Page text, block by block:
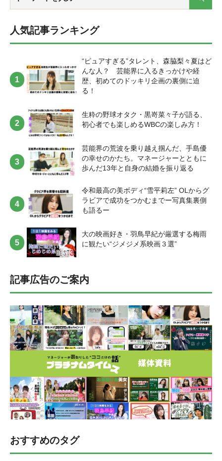
２.png" align="right" name="新保Mg" col_border="#FD9A8B" col="#fff"
type="speaking" border="on" icon_shape="circle"]逆に流行ったモノ・コ
トは突出した項目が少なく、好みが分散してるイメージですね。2022
なったニュースはこんなところで。2021年は色々ありましたね。2022
年はどんな驚くニュースが入ってくるのか、今から楽しみです。で
は、また来年お会いしましょう。良いお年をお迎えください。 【執
筆】新保紘太郎(プラチナムタイムズ編集部)
直せば一流の淑女になれると言われ、猛勉強をして美しいレディに変
あり飽きさせない。イライザ、イライザの父、ヒギンズ教授のやりと
りが最高に面白い。特に“間”が絶妙。そんな面白いやりとりをしていた
り同性でもうっとりしました。衣装も勿論素敵で、仕草が麗しくて可
愛らしい。オードリー・ヘップバーンに自分を重ねるのもおこがまし
い話ですが、田舎育ちの私はこの仕事を始めたときは原稿読みが下手
くそで、イントネーションも訛りがあっておかしかったです。語尾が
ィ。言葉だけでなく仕草も可憐で、上品な女性になろうと日本舞踊や
ウォーキング、マナーを学び始めたのもこの作品がきっかけです。私
の節目節目でいつも勇気をくれるので、マイ・フェア・レディは心の
拠り所になっています。[/ふきだし] とても熱の入った映画紹介、あり
がとうございました！過去の名作から今年の話題作まで幅広い作品が
ありましたが、皆さん気になる作品はありましたか？年末年始のお休
み期間、ぜひ羽鳥のオススメ映画を観てみてくださいね。ではまた。
icon_shape="circle"]幸せな大家族のように生活する“ハウス”の中にはび
っくりするほどの秘密が隠されており、それを知る最年長のエマ、ノ
ーマン、レイの3人は施設からの脱出を子供たち全員で目指す物語で
日常が、徐々に不気味さを増していき、アドベンチャー感満載の息も
つかせぬストーリー展開に釘付けです！私は元々、実写のドラマや映
画にしか興味がなく、アニメや漫画全般に全く興味が無かったんで
す。むしろ固定概念で見ようとも思わなかったし、観てもつまらない
キドキする世界観に引き込まれ、人生で初めて漫画に対する考え方が
変わったし、大好きなマンガの一つになりました。子どもたちは無事
に“ハウス”から脱出することはできるのでしょうか…？乞うご期待。[/
ふきだし] 皆さんいかがでしたか？？ご紹介したコンテンツの中で気に
なったものがあったら、是非チェックしてみてくださいね！ 来月もタ
レントがハマっているコンテンツを紹介するのでお楽しみに〜！ 【執
筆】新保紘太郎(プラチナムタイムズ編集部)
ね。そしてタレントとしては、自分を知らない人に見つけてもらえる
です。これからもTikTokへの期待は大きいです。[/ふきだし] ◆『THE
引用：THE FIRST TAKEは、​ 2021年11月15日で​ チャンネル開設２周年
を迎えた。 [ふきだし icon="https://platinum-times.com/wp-
content/uploads/2021/10/図1-2-e1635577764731.png" align="left"
name="新保Mg" col_border="#FD9A8B" col="#fff" type="speaking"
border="on" icon_shape="circle"]誰もが一度は見たことあるチャンネル
回を突破したそうです。元ネタの1つだと思われる『A COLORS
SHOW』チャンネルがグローバル全体で583万登録だと考えると、その
勢いがわかります。[/ふきだし] https://www.youtube.com/watch?
れる『A COLORS SHOW』チャンネル [ふきだし
icon="https://platinum-times.com/wp-
content/uploads/2021/10/IMG_4641-2-e1638251868448.jpeg"
type="speaking" border="on" icon_shape="circle"]YouTubeチャンネルを
軸とした横展開もすごいです。TFTバージョンの音源をサブスクで展開
したり、音楽ニュースサイトの「THE FIRST TIMES」など、有機的に
連携している感じがします。[/ふきだし] [ふきだし
icon="https://platinum-times.com/wp-content/uploads/2021/10/図1-2-
e1635577764731.png" align="left" name="新保Mg"
col_border="#FD9A8B" col="#fff" type="speaking" border="on"
icon_shape="circle"]今年やっていた一発撮りオーディションプログラ
がオーディション勝ち進むことによって何万再生もされているのはオ
ーディション自体のパワーを感じました。[/ふきだし]
https://twitter.com/charytaro/status/1398583716654444544 ▼オーディシ
に。 [ふきだし icon="https://platinum-times.com/wp-
content/uploads/2021/10/図1-2-e1635577764731.png" align="left"
name="新保Mg" col_border="#FD9A8B" col="#fff" type="speaking"
border="on" icon_shape="circle"]強いコンテンツがあって、そこに登録
者数がしっかりつくと、新人の “フックアップ” に繋がるということを
強烈に見せつけられた出来事でした。[/ふきだし] ◆『水ダウ』おぼ
ん・こぼん和解ドキュメンタリー “ギャラクシー賞” の月間賞を受賞 ＜
参考記事＞オリコンニュース：『水ダウ』おぼん・こぼん和解ドキュ
メンタリー ギャラクシー賞の月間賞を受賞
https://www.oricon.co.jp/news/2214499/full/ [ふきだし
icon="https://platinum-times.com/wp-
content/uploads/2021/10/IMG_4641-2-e1638251868448.jpeg" align="left"
border="on" icon_shape="circle"]これSNSでも凄く話題になって、全世
代が感動に包まれたので納得の結果ですね。選評では2年前の『解散ド
ッキリ』だけで終わらせずに長期にわたって追い続けていたところが
見てほしい作品です！[/ふきだし] “木村伊吹 レコメンド”「感動も不気
受賞したことをきっかけにデビュー。メンズアイドルグループ「Team
Mercury 」のメンバーとして活動中。趣味は筋トレと筋肉研究で、細マ
icon="https://platinum-times.com/wp-content/uploads/2021/11/木村伊吹_
バストアップ-e1637814337691.jpg" align="left" name="木村伊吹"
col_border="#000" col="#e3e3f4" type="thinking" border="none"
る人、家族のために大金が必要になった人たちなどが子供の頃にやっ
た遊びに挑戦し、最後まで勝ち残れば賞金。ゲームに負けてしまった
ら死が待っているという命賭けのゲームになっています。ゲームを重
ねるたびに仲良くなっていく仲間や賞金のことしか考えていない人の
欲望と絆など、感動するシーンから不気味なシーンまで色々なシーン
があるところが見どころです！[/ふきだし] “松川菜々花 レコメン
ド”「綺麗とオシャレが溢れるYouTube動画」 松川 菜々花（まつかわ
no』専属モデルとして活躍する傍ら、ティーン世代に大人気の恋愛リ
アリティショー『月とオオカミちゃんには騙されない』への参加や、
アパレルブランド「KOL」のプロデュースなど活躍の場を広げてい
る。趣味は音楽鑑賞、ヒトカラ。 【YouTube「Rola Official」】
https://www.youtube.com/watch?v=g0uYNM4NbS4 [ふきだし
icon="https://platinum-times.com/wp-content/uploads/2021/11/松川菜々
花-宣材アップ-e1637814607134.jpg" align="left" name="松川菜々花"
col_border="#000" col="#fae6f4" type="thinking" border="none"
でいるローラさんのYouTubeです。ローラさんのYouTubeには食生活の
事や運動の動画が上がっていて、みんなが参考にしたい！って思うよ
うな内容や、画面内が綺麗とお洒落で溢れています。理想的な部分と
現実的な部分の組み合わせが良くて・・・・例えばモーニングルーテ
ィン動画では起きたら外の空気を吸ってから1日が始まったり。私はロ
ーラさんが発信する体型維持法や言葉が好きで良く見て真似をしたり
しています！[/ふきだし] 皆さんいかがでしたか？？ご紹介したコンテ
ンツの中で気になったものがあったら、是非チェックしてみてくださ
いね！ 来月もタレントがハマっているコンテンツを紹介するのでお楽
しみに〜！ 【執筆】新保紘太郎(プラチナムタイムズ編集部)
へ ＜参考記事＞毎日新聞：『民放キー局5社、番組をネット同時配信
https://mainichi.jp/articles/20210930/k00/00m/040/265000c [ふきだし
name="古川Mg" col_border="#FD9A8B" col="#fff" type="speaking"
border="on" icon_shape="circle"]日本テレビが10月2日からゴールデン
タイム番組のネット同時配信を始めました。他4局も同時配信に向けて
調整中だそうですよ。[/ふきだし] [ふきだし icon="https://platinum-
times.com/wp-content/uploads/2021/10/図1-2-e1635577764731.png"
type="speaking" border="on" icon_shape="circle" sp_vertical="1"]同時間
帯に自社制作の番組を放送していたり、後日放送をしたりするローカ
ル局への配慮もあってなかなか進んでいなかったって聞いたことがあ
見る世の中になっているので、面白い番組はドンドン同時配信・見逃
し配信にしていくのがテレビ離れを食い止めることに繋がると思いま
す。[/ふきだし] [ふきだし icon="https://platinum-times.com/wp-
name="古川Mg" col_border="#FD9A8B" col="#fff" type="speaking"
border="on" icon_shape="circle"]色んなコンテンツや誘惑が溢れている
今、決まった場所・決まった時間で視聴者を縛るのはそもそもの選択
肢から外れちゃいますよね。[/ふきだし] ◆Yahoo!ニュースのコメント
欄が“中傷コメント”を非表示に ＜参考記事＞毎日新聞：『ヤフコメ 中
傷投稿集中の記事はコメント欄非表示 AI新機能導入』
https://mainichi.jp/articles/20211019/k00/00m/300/084000c [ふきだし
icon="https://platinum-times.com/wp-content/uploads/2021/10/図1-2-
col_border="#88C1F2" col="#fff" type="speaking" border="on"
icon_shape="circle"]いやーやっとあの無法地帯に改善の兆しが。[/ふき
だし] [ふきだし icon="https://platinum-times.com/wp-
align="right" name="古川Mg" col_border="#FD9A8B" col="#fff"
type="speaking" border="on" icon_shape="circle"]そうですね、コメント
欄を見るのも楽しいのですが、特に芸能人のエンタメ記事は批評や感
想を超えた誹謗中傷がつくことが多いですしね。経験上、私も広報と
してせっかく記事を載せることができたのにタレントの精神衛生上、
コメントのせいで見てほしくないものも結構ありました…。[/ふきだし]
[ふきだし icon="https://platinum-times.com/wp-content/uploads/2021/10/
図1-2-e1635577764731.png" align="left" name="新保Mg"
col_border="#88C1F2" col="#fff" type="speaking" border="on"
icon_shape="circle"]今週の水卜アナのオールナイトニッポン0でもヤフ
コメはなるべく見ないようにしてるって言ってました(笑)[/ふきだし] ◆
芸能人14人が投票を呼び掛ける“VOICE PROJECT”
icon="https://platinum-times.com/wp-content/uploads/2021/10/図1-2-
e1635577764731.png" align="left" name="新保Mg"
col_border="#88C1F2" col="#fff" type="speaking" border="on"
name="石川翔鈴" col="#f8d1ef" type="thinking" border="none"
icon_shape="circle" sp_vertical="1"]お笑いコンビ “たんぽぽ” の一人、
川村エミコさんのYouTubeチャンネル。ASMR動画を主に投稿している
多いことから、川村さんの投稿するASMR動画の虜になる人が続出。睡
眠時のお供になるものもありますが、思わず笑ってしまうようなもの
もあり、普段お笑い芸人として活動されてる川村さんらしい部分なの
だと思います。ニコニコ楽しそうにASMRをしている川村さんの表情も
でも楽しめる『ドラゴンクエストX』」 初美 メアリ（はつみ めあり）
1990年10月1日生まれ。東京都出身。モデル・声優。ドラゴンクエスト
X初代初心者大使、アルティメット人狼、「NieR:Automata」でオペレ
ーター21O、アネモネ役、「SuperGroupies」のレギュラーモデルなど
幅広く活動している。趣味は人狼ゲーム、読書、カフェ巡り 【ゲーム
「ドラゴンクエストX」】 [ふきだし icon="https://platinum-
times.com/wp-content/uploads/2021/10/367289-1-e1634888918809.jpg"
align="left" name="初美メアリ" col_border="#000" col="#dbf0d9"
type="thinking" border="none" icon_shape="circle"]みんなで遊べる！あ
の『ドラゴンクエスト』のオンラインゲームです！もともと、一人で
コツコツ作業するのが苦手な私でしたが、このゲームは日本全国の
様々なプレイヤーさんとゲームを通して繋がることができて、一緒に
さを感じることができました。 でも、「じゃあコミュニケーション
が苦手な人も人付き合いをしなければならないのか？」というとそう
ではなく、ソロプレイを楽しんでいる人も沢山います。私もメインス
て、何より嬉しいのが、ストーリーに終わりがないこと。シーズンご
なんと！！バージョン2の終盤までは「無料」で遊ぶことができちゃう
んです！！ ぜひ無料体験版からでも遊んでほしいです。[/ふきだし]
“片原恵麻 レコメンド”「泣いて笑って、最後まで楽しめるドラマ『ヴィ
ンチェンツォ』」 片原 恵麻（かたはら えま） 1997年9月8日生まれ。
神奈川県出身。 ミス慶應コンテスト2018 ファイナリスト。自称“日本
一のゲラ”で、タレントとしてTVやYouTubeなどで活動中。今年3月に
はレースクイーンデビューを果たした 趣味は釣り、ポーカー、海外ド
ラマ鑑賞、洋画鑑賞など多趣味としても知られる。 【NETFLIX ドラマ
「ヴィンチェンツォ」】 https://www.youtube.com/watch?
v=sT46psSIBDU [ふきだし icon="https://platinum-times.com/wp-
content/uploads/2021/10/図1-e1634892831951.png" align="left"
name="片原恵麻" col_border="#000" col="#fcdcd7" type="speaking"
border="none" icon_shape="circle"]イタリアマフィアの顧問弁護士ヴィ
悪をマフィア流に制していく物語です。マフィアドラマらしいハラハ
人気記事ランキング
“ピュアすぎる”タレント、森脇梨々夏はど
んな人？ 芸能界に入るきっかけや経
歴、初めてのドッキリ企画の裏側に迫
る！
生粋の野球オタク・黒嵜菜々子が語る、
初心者でも楽しめるWBCの楽しみ方！
芸能界の荒波を乗り越え掴んだ、手島優
の幸せのかたち。マネージャーとともに
歩んだ13年と自身の結婚を振り返る
令和最高の美ボディ“雪平莉左” OLからグ
ラビアで成功をつかむまでー写真集裏側
も語るー
大の映画好き・羽鳥早紀が厳選する梅雨
に観たい“ジメジメ系映画３選”
記事広告のご案内
おすすめのタグ